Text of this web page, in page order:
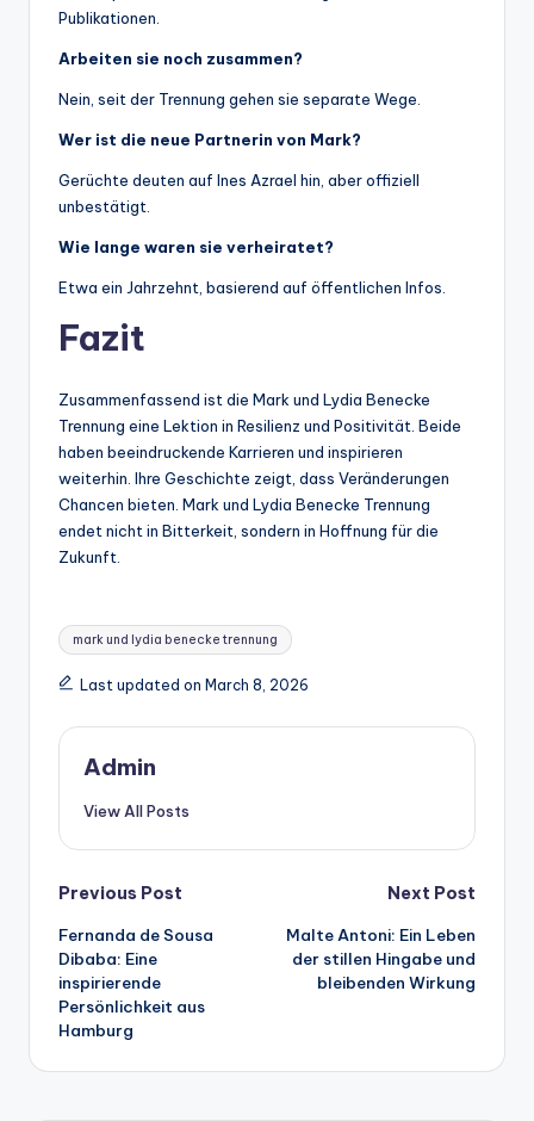
Publikationen.
Arbeiten sie noch zusammen?
Nein, seit der Trennung gehen sie separate Wege.
Wer ist die neue Partnerin von Mark?
Gerüchte deuten auf Ines Azrael hin, aber offiziell
unbestätigt.
Wie lange waren sie verheiratet?
Etwa ein Jahrzehnt, basierend auf öffentlichen Infos.
Fazit
Zusammenfassend ist die Mark und Lydia Benecke
Trennung eine Lektion in Resilienz und Positivität. Beide
haben beeindruckende Karrieren und inspirieren
weiterhin. Ihre Geschichte zeigt, dass Veränderungen
Chancen bieten. Mark und Lydia Benecke Trennung
endet nicht in Bitterkeit, sondern in Hoffnung für die
Zukunft.
Tags:
mark und lydia benecke trennung
Last updated on March 8, 2026
Admin
View All Posts
Post
navigation
Previous Post
Fernanda de Sousa
Dibaba: Eine
inspirierende
Persönlichkeit aus
Hamburg
Next Post
Malte Antoni: Ein Leben
der stillen Hingabe und
bleibenden Wirkung